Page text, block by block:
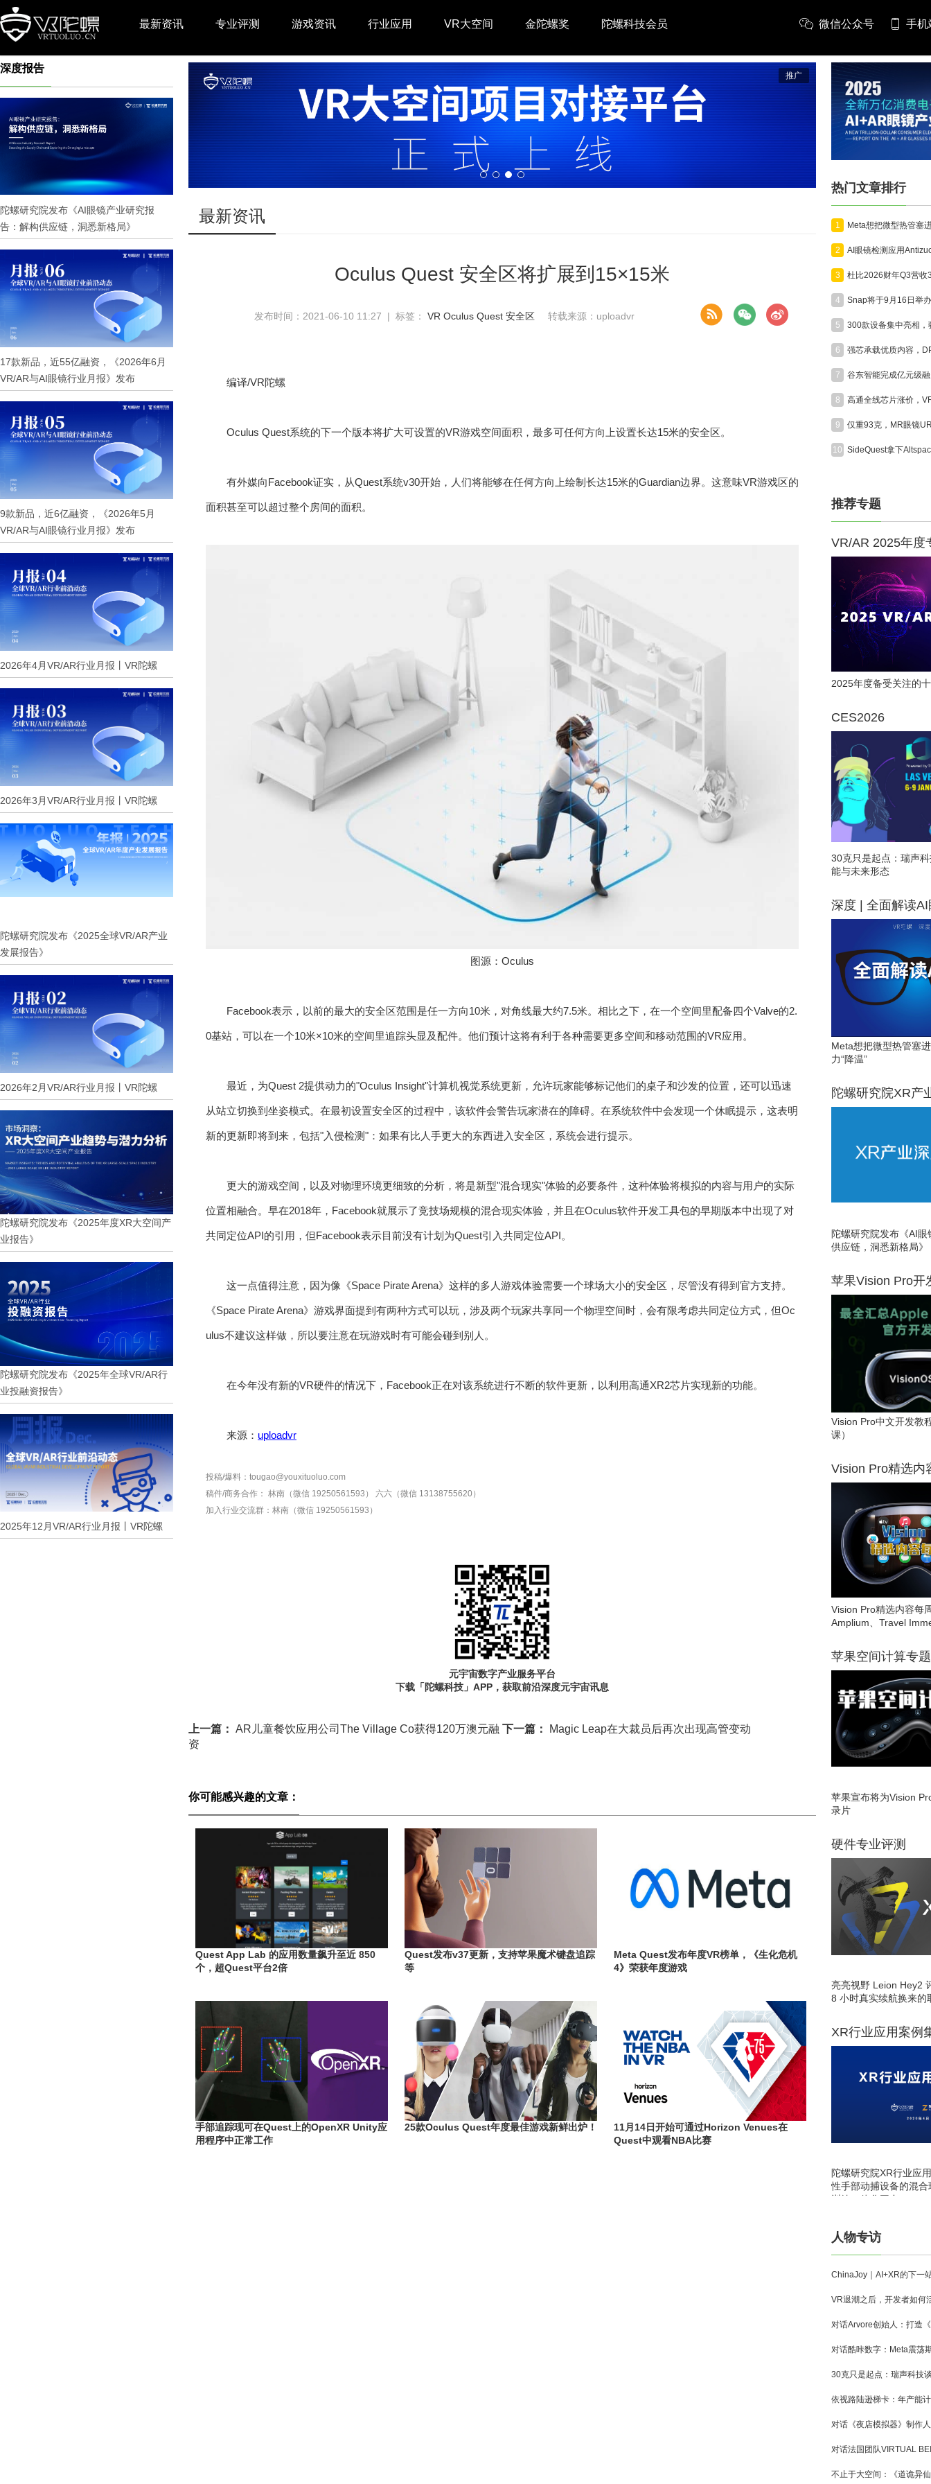
最新资讯 专业评测 游戏资讯 行业应用 VR大空间 金陀螺奖 陀螺科技会员 微信公众号 手机
深度报告
陀螺研究院发布《AI眼镜产业研究报
告：解构供应链，洞悉新格局》
17款新品，近55亿融资，《2026年6月
VR/AR与AI眼镜行业月报》发布
9款新品，近6亿融资，《2026年5月
VR/AR与AI眼镜行业月报》发布
2026年4月VR/AR行业月报丨VR陀螺
2026年3月VR/AR行业月报丨VR陀螺
陀螺研究院发布《2025全球VR/AR产业
发展报告》
2026年2月VR/AR行业月报丨VR陀螺
陀螺研究院发布《2025年度XR大空间产
业报告》
陀螺研究院发布《2025年全球VR/AR行
业投融资报告》
2025年12月VR/AR行业月报丨VR陀螺
推广
最新资讯
Oculus Quest 安全区将扩展到15×15米
发布时间：2021-06-10 11:27 | 标签： VR Oculus Quest 安全区 转载来源：uploadvr
编译/VR陀螺
Oculus Quest系统的下一个版本将扩大可设置的VR游戏空间面积，最多可任何方向上设置长达15米的安全区。
有外媒向Facebook证实，从Quest系统v30开始，人们将能够在任何方向上绘制长达15米的Guardian边界。这意味VR游戏区的
面积甚至可以超过整个房间的面积。
图源：Oculus
Facebook表示，以前的最大的安全区范围是任一方向10米，对角线最大约7.5米。相比之下，在一个空间里配备四个Valve的2.
0基站，可以在一个10米×10米的空间里追踪头显及配件。他们预计这将有利于各种需要更多空间和移动范围的VR应用。
最近，为Quest 2提供动力的"Oculus Insight"计算机视觉系统更新，允许玩家能够标记他们的桌子和沙发的位置，还可以迅速
从站立切换到坐姿模式。在最初设置安全区的过程中，该软件会警告玩家潜在的障碍。在系统软件中会发现一个休眠提示，这表明
新的更新即将到来，包括"入侵检测"：如果有比人手更大的东西进入安全区，系统会进行提示。
更大的游戏空间，以及对物理环境更细致的分析，将是新型"混合现实"体验的必要条件，这种体验将模拟的内容与用户的实际
位置相融合。早在2018年，Facebook就展示了竞技场规模的混合现实体验，并且在Oculus软件开发工具包的早期版本中出现了对
共同定位API的引用，但Facebook表示目前没有计划为Quest引入共同定位API。
这一点值得注意，因为像《Space Pirate Arena》这样的多人游戏体验需要一个球场大小的安全区，尽管没有得到官方支持。
《Space Pirate Arena》游戏界面提到有两种方式可以玩，涉及两个玩家共享同一个物理空间时，会有限考虑共同定位方式，但Oc
ulus不建议这样做，所以要注意在玩游戏时有可能会碰到别人。
在今年没有新的VR硬件的情况下，Facebook正在对该系统进行不断的软件更新，以利用高通XR2芯片实现新的功能。
来源： uploadvr
投稿/爆料：tougao@youxituoluo.com
稿件/商务合作： 林南（微信 19250561593）
六六（微信 13138755620）
加入行业交流群： 林南（微信 19250561593）
元宇宙数字产业服务平台
下载「陀螺科技」APP，获取前沿深度元宇宙讯息
上一篇： AR儿童餐饮应用公司The Village Co获得120万澳元融
资
下一篇： Magic Leap在大裁员后再次出现高管变动
你可能感兴趣的文章：
Quest App Lab 的应用数量飙升至近 850
个，超Quest平台2倍
Quest发布v37更新，支持苹果魔术键盘追踪
等
Meta Quest发布年度VR榜单，《生化危机
4》荣获年度游戏
手部追踪现可在Quest上的OpenXR Unity应
用程序中正常工作
25款Oculus Quest年度最佳游戏新鲜出炉！
11月14日开始可通过Horizon Venues在
Quest中观看NBA比赛
热门文章排行
1
2
3
4
5
6
7
8
9
10
推荐专题
VR/AR 2025年度
2025年度备受关注的
CES2026
30克只是起点：瑞声
能与未来形态
深度 | 全面解读AI
Meta想把微型热管塞
力“降温”
陀螺研究院XR产
陀螺研究院发布《AI
供应链，洞悉新格局》
苹果Vision Pro开
Vision Pro中文开发教
课）
Vision Pro精选内
Vision Pro精选内容每
Amplium、Travel
苹果空间计算专题
苹果宣布将为Vision
录片
硬件专业评测
亮亮视野 Leion Hey2
8 小时真实续航换来的
XR行业应用案例
陀螺研究院XR行业应
性手部动捕设备的混
训练一体化平台
人物专访